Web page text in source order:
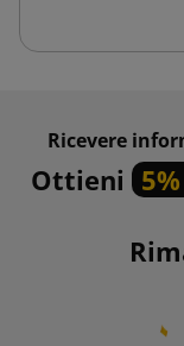
Ricevere
Ottieni